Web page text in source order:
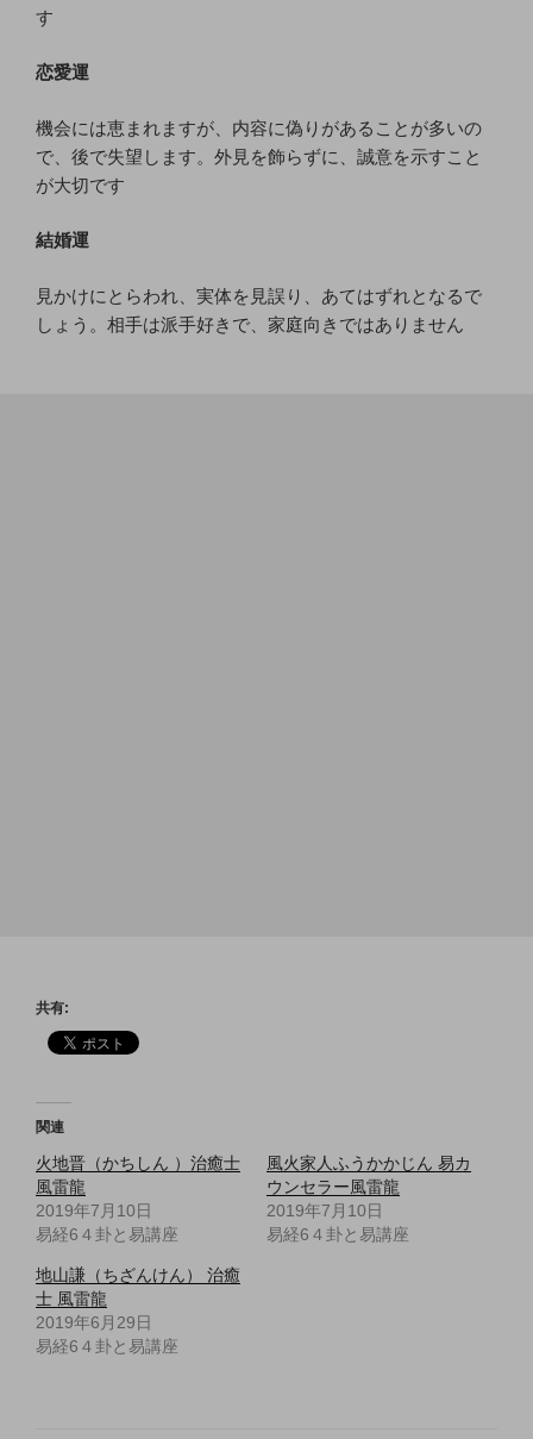
す
恋愛運
機会には恵まれますが、内容に偽りがあることが多いの
で、後で失望します。外見を飾らずに、誠意を示すこと
が大切です
結婚運
見かけにとらわれ、実体を見誤り、あてはずれとなるで
しょう。相手は派手好きで、家庭向きではありません
共有:
関連
火地晋（かちしん ）治癒士
風雷龍
2019年7月10日
易経6４卦と易講座
風火家人ふうかかじん 易カ
ウンセラー風雷龍
2019年7月10日
易経6４卦と易講座
地山謙（ちざんけん） 治癒
士 風雷龍
2019年6月29日
易経6４卦と易講座